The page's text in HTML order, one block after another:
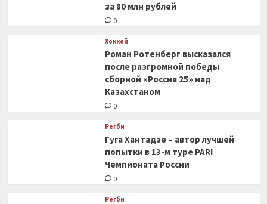
за 80 млн рублей
0
Хоккей
Роман Ротенберг высказался
после разгромной победы
сборной «Россия 25» над
Казахстаном
0
Регби
Гуга Хантадзе – автор лучшей
попытки в 13-м туре PARI
Чемпионата России
0
Регби